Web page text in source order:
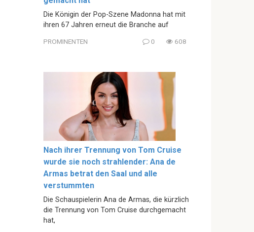
Die Königin der Pop-Szene Madonna hat mit
ihren 67 Jahren erneut die Branche auf
PROMINENTEN 0 608
Nach ihrer Trennung von Tom Cruise
wurde sie noch strahlender: Ana de
Armas betrat den Saal und alle
verstummten
Die Schauspielerin Ana de Armas, die kürzlich
die Trennung von Tom Cruise durchgemacht
hat,